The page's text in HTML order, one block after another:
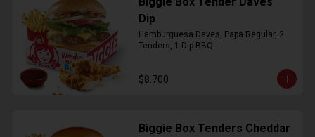
Dip
Hamburguesa Daves, Papa Regular, 2
Tenders, 1 Dip BBQ
$8.700
Biggie Box Tenders Cheddar